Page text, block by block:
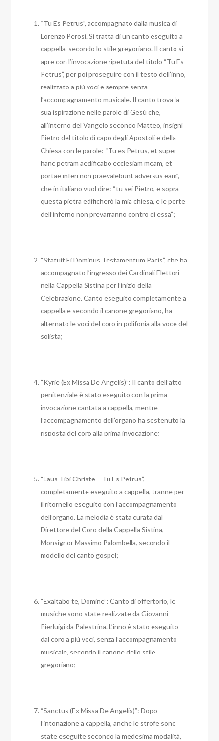
“Tu Es Petrus”, accompagnato dalla musica di
Lorenzo Perosi. Si tratta di un canto eseguito a
cappella, secondo lo stile gregoriano. Il canto si
apre con l’invocazione ripetuta del titolo “Tu Es
Petrus”, per poi proseguire con il testo dell’inno,
realizzato a più voci e sempre senza
l’accompagnamento musicale. Il canto trova la
sua ispirazione nelle parole di Gesù che,
all’interno del Vangelo secondo Matteo, insignì
Pietro del titolo di capo degli Apostoli e della
Chiesa con le parole: “Tu es Petrus, et super
hanc petram aedificabo ecclesiam meam, et
portae inferi non praevalebunt adversus eam”,
che in italiano vuol dire: “tu sei Pietro, e sopra
questa pietra edificherò la mia chiesa, e le porte
dell’inferno non prevarranno contro di essa”;
“Statuit Ei Dominus Testamentum Pacis”, che ha
accompagnato l’ingresso dei Cardinali Elettori
nella Cappella Sistina per l’inizio della
Celebrazione. Canto eseguito completamente a
cappella e secondo il canone gregoriano, ha
alternato le voci del coro in polifonia alla voce del
solista;
“Kyrie (Ex Missa De Angelis)”: Il canto dell’atto
penitenziale è stato eseguito con la prima
invocazione cantata a cappella, mentre
l’accompagnamento dell’organo ha sostenuto la
risposta del coro alla prima invocazione;
“Laus Tibi Christe – Tu Es Petrus”,
completamente eseguito a cappella, tranne per
il ritornello eseguito con l’accompagnamento
dell’organo. La melodia è stata curata dal
Direttore del Coro della Cappella Sistina,
Monsignor Massimo Palombella, secondo il
modello del canto gospel;
“Exaltabo te, Domine”: Canto di offertorio, le
musiche sono state realizzate da Giovanni
Pierluigi da Palestrina. L’inno è stato eseguito
dal coro a più voci, senza l’accompagnamento
musicale, secondo il canone dello stile
gregoriano;
“Sanctus (Ex Missa De Angelis)”: Dopo
l’intonazione a cappella, anche le strofe sono
state eseguite secondo la medesima modalità,